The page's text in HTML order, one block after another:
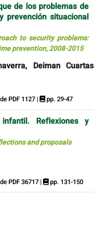
de los problemas de
prevención situacional
to security problems:
prevention, 2008-2015
Deiman Cuartas
PDF 1127 | pp. 29-47
Reflexiones y
and proposals
PDF 36717 | pp. 131-150